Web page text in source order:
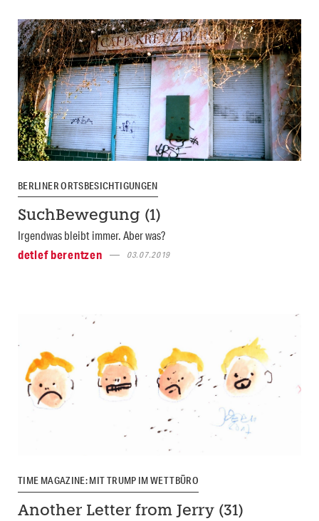
BERLINER ORTSBESICHTIGUNGEN
SuchBewegung (1)
Irgendwas bleibt immer. Aber was?
detlef berentzen
03.07.2019
TIME MAGAZINE: MIT TRUMP IM WETTBÜRO
Another Letter from Jerry (31)